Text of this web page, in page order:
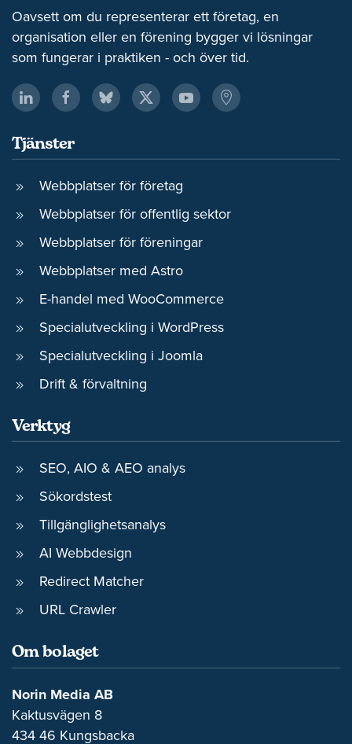
Oavsett om du representerar ett företag, en
organisation eller en förening bygger vi lösningar
som fungerar i praktiken - och över tid.
Tjänster
Webbplatser för företag
Webbplatser för offentlig sektor
Webbplatser för föreningar
Webbplatser med Astro
E-handel med WooCommerce
Specialutveckling i WordPress
Specialutveckling i Joomla
Drift & förvaltning
Verktyg
SEO, AIO & AEO analys
Sökordstest
Tillgänglighetsanalys
AI Webbdesign
Redirect Matcher
URL Crawler
Om bolaget
Norin Media AB
Kaktusvägen 8
434 46 Kungsbacka